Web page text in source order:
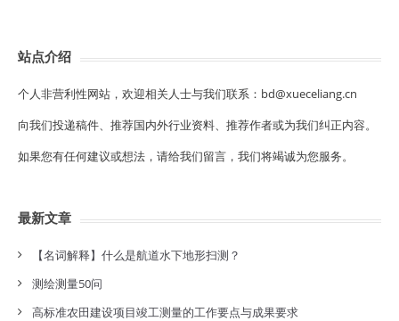
站点介绍
个人非营利性网站，欢迎相关人士与我们联系：bd@xueceliang.cn
向我们投递稿件、推荐国内外行业资料、推荐作者或为我们纠正内容。
如果您有任何建议或想法，请给我们留言，我们将竭诚为您服务。
最新文章
【名词解释】什么是航道水下地形扫测？
测绘测量50问
高标准农田建设项目竣工测量的工作要点与成果要求